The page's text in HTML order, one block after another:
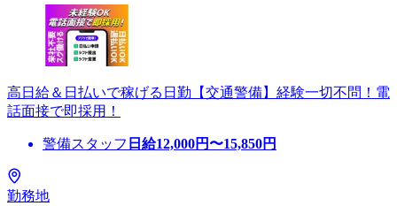
高日給＆日払いで稼げる日勤【交通警備】経験一切不問！電
話面接で即採用！
警備スタッフ 日給12,000円〜15,850円
勤務地